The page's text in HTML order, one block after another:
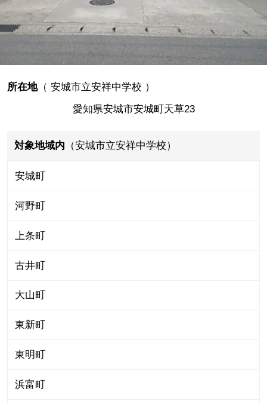
所在地（ 安城市立安祥中学校 ）
愛知県安城市安城町天草23
対象地域内 （安城市立安祥中学校）
安城町
河野町
上条町
古井町
大山町
東新町
東明町
浜富町